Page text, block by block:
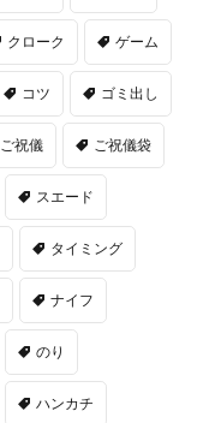
クローク ゲーム
コツ ゴミ出し
ご祝儀 ご祝儀袋
スエード
タイミング
ナイフ
のり
ハンカチ